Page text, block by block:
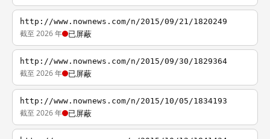
http://www.nownews.com/n/2015/09/21/1820249
截至 2026 年 已屏蔽
http://www.nownews.com/n/2015/09/30/1829364
截至 2026 年 已屏蔽
http://www.nownews.com/n/2015/10/05/1834193
截至 2026 年 已屏蔽